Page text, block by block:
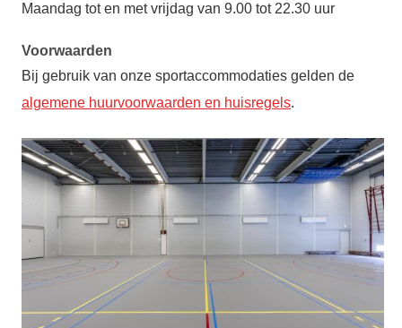
Maandag tot en met vrijdag van 9.00 tot 22.30 uur
Voorwaarden
Bij gebruik van onze sportaccommodaties gelden de
algemene huurvoorwaarden en huisregels.